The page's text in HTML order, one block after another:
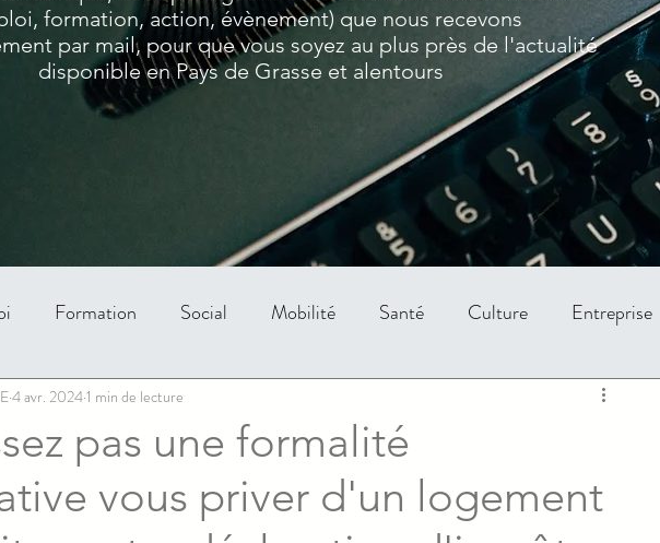
formation, action, évènement) que nous recevons
par mail, pour que vous soyez au plus près de l'actualité
disponible en Pays de Grasse et alentours
Formation Social Mobilité Santé Culture Entreprise
pas une formalité
vous priver d'un logement
4 avr. 20241 min de lecture